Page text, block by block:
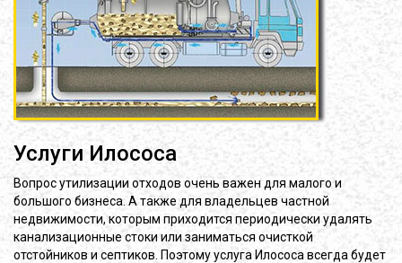
Услуги Илососа
Вопрос утилизации отходов очень важен для малого и
большого бизнеса. А также для владельцев частной
недвижимости, которым приходится периодически удалять
канализационные стоки или заниматься очисткой
отстойников и септиков. Поэтому услуга Илососа всегда будет